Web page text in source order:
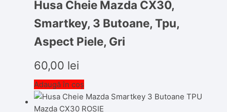
Husa Cheie Mazda CX30,
Smartkey, 3 Butoane, Tpu,
Aspect Piele, Gri
60,00 lei
Adaugă în coș